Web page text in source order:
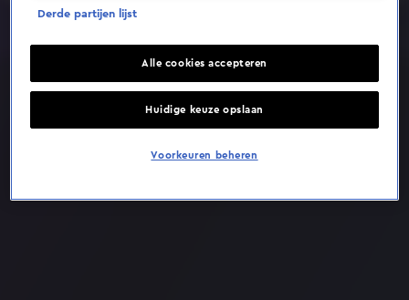
Derde partijen lijst
Alle cookies accepteren
Huidige keuze opslaan
Voorkeuren beheren